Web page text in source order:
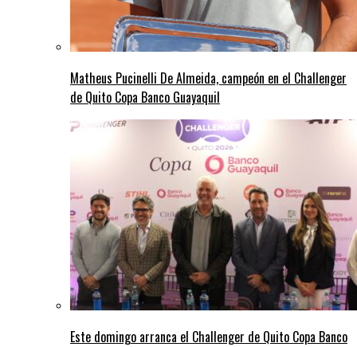
Matheus Pucinelli De Almeida, campeón en el Challenger
de Quito Copa Banco Guayaquil
Este domingo arranca el Challenger de Quito Copa Banco